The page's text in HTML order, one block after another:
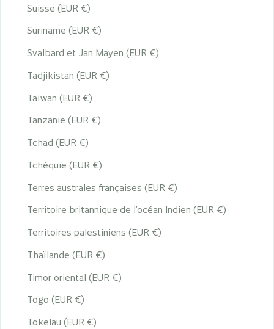
Suisse (EUR €)
Suriname (EUR €)
Svalbard et Jan Mayen (EUR €)
Tadjikistan (EUR €)
Taïwan (EUR €)
Tanzanie (EUR €)
Tchad (EUR €)
Tchéquie (EUR €)
Terres australes françaises (EUR €)
Territoire britannique de l’océan Indien (EUR €)
Territoires palestiniens (EUR €)
Thaïlande (EUR €)
Timor oriental (EUR €)
Togo (EUR €)
Tokelau (EUR €)